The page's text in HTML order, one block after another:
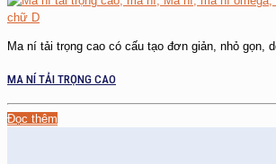
Ma ní tải trọng cao có cấu tạo đơn giản, nhỏ gọn,
MA NÍ TẢI TRỌNG CAO
Đọc thêm